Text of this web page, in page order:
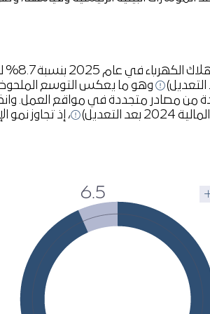
وهو ما يعكس التوسع
، إذ تجاوز نمو